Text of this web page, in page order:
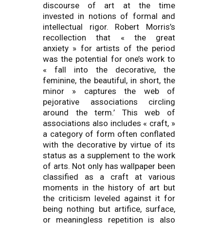
discourse of art at the time
invested in notions of formal and
intellectual rigor. Robert Morris’s
recollection that « the great
anxiety » for artists of the period
was the potential for one’s work to
« fall into the decorative, the
feminine, the beautiful, in short, the
minor » captures the web of
pejorative associations circling
around the term.’ This web of
associations also includes « craft, »
a category of form often conflated
with the decorative by virtue of its
status as a supplement to the work
of arts. Not only has wallpaper been
classified as a craft at various
moments in the history of art but
the criticism leveled against it for
being nothing but artifice, surface,
or meaningless repetition is also